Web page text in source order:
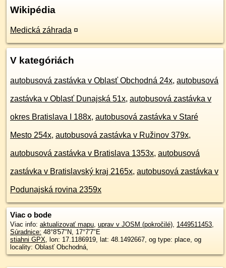
Wikipédia
Medická záhrada ¤
V kategóriách
autobusová zastávka v Oblasť Obchodná 24x, autobusová
zastávka v Oblasť Dunajská 51x, autobusová zastávka v
okres Bratislava I 188x, autobusová zastávka v Staré
Mesto 254x, autobusová zastávka v Ružinov 379x,
autobusová zastávka v Bratislava 1353x, autobusová
zastávka v Bratislavský kraj 2165x, autobusová zastávka v
Podunajská rovina 2359x
Viac o bode
Viac info: aktualizovať mapu, uprav v JOSM (pokročilé), 1449511453,
Súradnice: 48°8'57"N, 17°7'7"E
stiahni GPX, lon: 17.1186919, lat: 48.1492667, og type: place, og
locality: Oblasť Obchodná,